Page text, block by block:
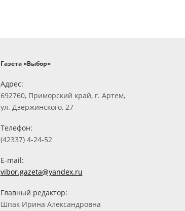
Газета «Выбор»
Адрес:
692760, Приморский край, г. Артем,
ул. Дзержинского, 27
Телефон:
(42337) 4-24-52
E-mail:
vibor.gazeta@yandex.ru
Главный редактор:
Шпак Ирина Александровна